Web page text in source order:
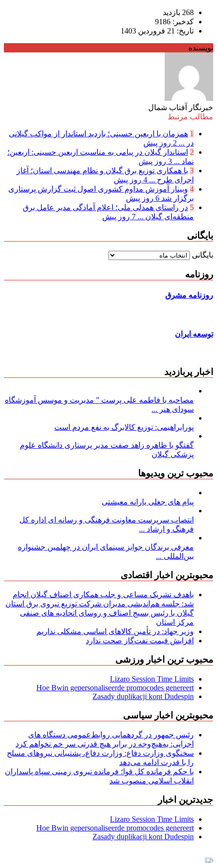
268 بازدید
کدخبر: 9186
تاریخ: 21 فروردین 1403
نویسنده
خبرنگار آفتاب شمال
مطالب مرتبط
1 همزمان با اربعین حسینی؛ بازدید استاندار از مواکب گیلانی
در ... 2 روز پیش
2 استاندار گیلان در پیامی به مناسبت اربعین حسینی: اربعین؛
نماد ... 3 روز پیش
3 با همکاری توزیع برق گیلان و نظام مهندسی استان؛ آغاز
اجرای طرح ... 4 روز پیش
4 وبینار آموزش مداوم کشوری اصول ثبت گزارش پرستاری
برگزار شد 6 روز پیش
5 در راستای همدلی ملی؛ اعلام آمادگی مدیر عامل برق
منطقه‌ای گیلان ... 7 روز پیش
بایگانی
بایگانی
روزنامه
روزنامه مشرق
توسعه ایران
اخبار پربازدید
مصاحبه با فاطمه علی پرست ” مدیریت و موسس آموزشگاه
سودای هنر ...
پورابراهیمی: توزیع کالابرگ به نفع مردم است
گفتگو با طاهره زاهد صفت مدیر پرستاری دانشگاه علوم
پزشکی گیلان
محبوب ترین ویدیوها
پیام های جعلی یارانه معیشتی
انتصاب سرپرست معاونت فرهنگی و رسانه ای اداره کل
فرهنگ و ارشاد ...
معرفی برندگان جوایز سینمای ایران در چهلمین جشنواره
بین‌المللی ...
محبوبترین اخبار اقتصادی
باهدف تشریک مساعی و جلب همکاری اصناف گیلان انجام
شد: جلسه هم‌اندیشی مدیران شركت توزیع نیروی برق استان
گیلان با رئیس بسیج اصناف و روسای اتحادیه های صنفی
مركز استان
وزیر جهاد: در تأمین کالاهای اساسی مشکلی نداریم
افزایش قیمت نفت‌گاز صحت ندارد
محبوب ترین اخبار ورزشی
Lizaro Session Time Limits
Hoe Bwin gepersonaliseerde promocodes genereert
Zasady duplikacji kont Dudespin
محبوبترین اخبار سیاسی
رئیس جمهور در گردهمایی روابط‌عمومی دستگاه های
اجرایی: به‌هیچ‌وجه در برابر هیچ قدرتی سر خم نخواهم کرد
سخنگوی وزارت دفاع: وزارت دفاع، پشتیبانی نیرو‌های مسلح
را با قدرت ادامه می‌دهد
با حکم فرمانده کل قوا؛ فرمانده نیروی زمینی سپاه پاسداران
انقلاب اسلامی منصوب شد
جدیدترین اخبار
Lizaro Session Time Limits
Hoe Bwin gepersonaliseerde promocodes genereert
Zasady duplikacji kont Dudespin